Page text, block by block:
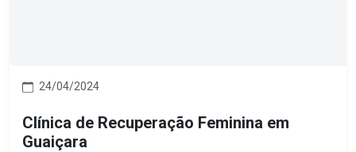
24/04/2024
Clínica de Recuperação Feminina em
Guaiçara